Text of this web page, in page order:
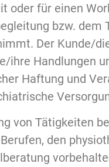
oder für einen
bzw. dem
Der Kunde/
ihre Handlungen
Haftung und
von Tätigkeiten
den